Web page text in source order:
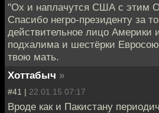
"Ох и наплачутся США с этим
Спасибо негро-президенту за
действительное лицо Америки
подхалима и шестёрки
твою мать.
Хоттабыч »
#41 | 22.01.15 07:17
Вроде как и Пакистану